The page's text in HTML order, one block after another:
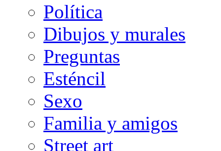
Política
Dibujos y murales
Preguntas
Esténcil
Sexo
Familia y amigos
Street art